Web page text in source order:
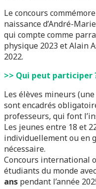
Le concours
naissance d’André-
qui compte comme
physique 2023 et Alain
2022.
>> Qui peut participer
Les élèves mineurs
sont encadrés
professeurs, qui font
Les jeunes entre 18 et
individuellement ou en
nécessaire.
Concours international
étudiants du monde
ans pendant l’année